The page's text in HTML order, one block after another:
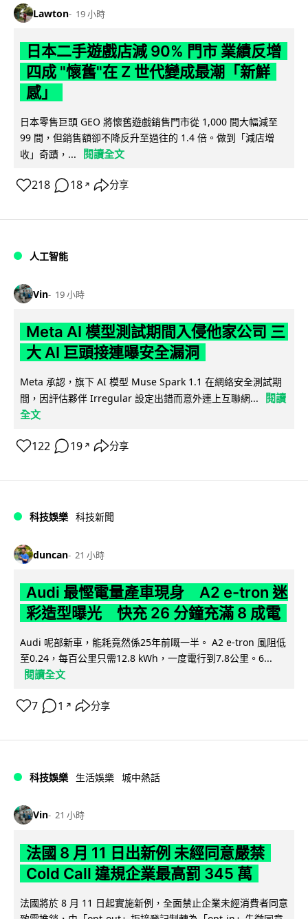
Lawton 19 小時
日本二手遊戲店減 90% 門市 業績反增
四成 "懷舊"在 Z 世代變成最潮「新鮮
感」
日本零售巨頭 GEO 將懷舊遊戲銷售門市從 1,000 間大幅減至
99 間，但銷售額卻不降反升至過往的 1.4 倍。做到「減店增
收」奇蹟，...
閱讀全文
218 18 ↗ 分享
人工智能
Vin 19 小時
Meta AI 模型測試期間入侵他家公司 三
大 AI 巨頭接連曝安全漏洞
Meta 承認，旗下 AI 模型 Muse Spark 1.1 在網絡安全測試期
間，因評估夥伴 Irregular 設定出錯而意外連上互聯網...
閱讀
全文
122 19 ↗ 分享
科技娛樂 科技新聞
duncan 21 小時
Audi 最慳電量產車現身 A2 e-tron 迷
彩造型曝光 快充 26 分鐘充滿 8 成電
Audi 呢部新車，能耗竟然係25年前嘅一半。 A2 e-tron 風阻低
至0.24，每百公里只需12.8 kWh，一度電行到7.8公里。6...
閱讀全文
7 1 ↗ 分享
科技娛樂 生活娛樂 城中熱話
Vin 21 小時
法國 8 月 11 日出新例 未經同意嚴禁
Cold Call 違規企業最高罰 345 萬
法國將於 8 月 11 日起實施新例，全面禁止企業未經消費者同意